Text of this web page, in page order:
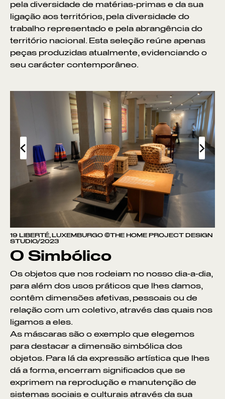
pela diversidade de matérias-primas e da sua
ligação aos territórios, pela diversidade do
trabalho representado e pela abrangência do
território nacional. Esta seleção reúne apenas
peças produzidas atualmente, evidenciando o
seu carácter contemporâneo.
19 LIBERTÉ, LUXEMBURGO ©THE HOME PROJECT DESIGN
STUDIO/2023
O Simbólico
Os objetos que nos rodeiam no nosso dia-a-dia,
para além dos usos práticos que lhes damos,
contêm dimensões afetivas, pessoais ou de
relação com um coletivo, através das quais nos
ligamos a eles.
As máscaras são o exemplo que elegemos
para destacar a dimensão simbólica dos
objetos. Para lá da expressão artística que lhes
dá a forma, encerram significados que se
exprimem na reprodução e manutenção de
sistemas sociais e culturais através da sua